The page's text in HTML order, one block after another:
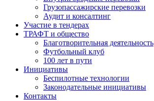
Грузопассажирские перевозки
Аудит и консалтинг
Участие в тендерах
ТРАФТ и общество
Благотворительная деятельность
Футбольный клуб
100 лет в пути
Инициативы
Беспилотные технологии
Законодательные инициативы
Контакты